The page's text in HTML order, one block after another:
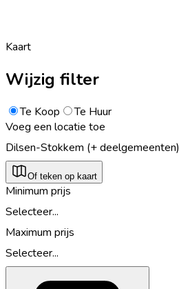
Kaart
Wijzig filter
Te Koop
Te Huur
Voeg een locatie toe
Dilsen-Stokkem (+ deelgemeenten)
Of teken op kaart
Minimum prijs
Selecteer...
Maximum prijs
Selecteer...